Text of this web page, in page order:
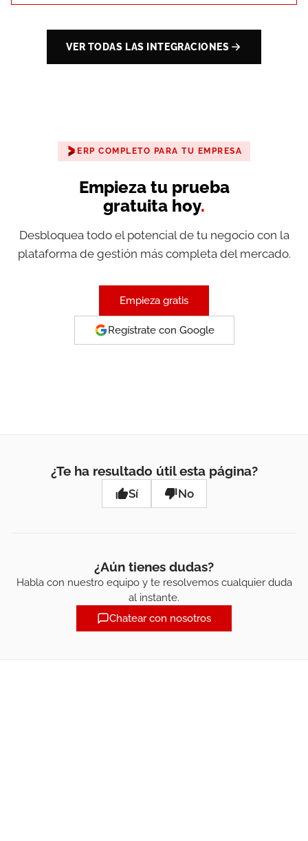
VER TODAS LAS INTEGRACIONES
ERP COMPLETO PARA TU EMPRESA
Empieza tu prueba
gratuita hoy.
Desbloquea todo el potencial de tu negocio con la
plataforma de gestión más completa del mercado.
Empieza gratis
Regístrate con Google
¿Te ha resultado útil esta página?
Sí No
¿Aún tienes dudas?
Habla con nuestro equipo y te resolvemos cualquier duda
al instante.
Chatear con nosotros